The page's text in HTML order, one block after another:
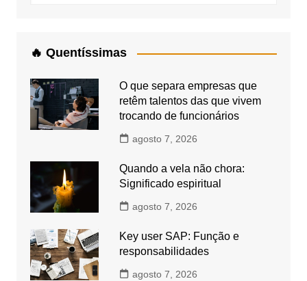
🔥 Quentíssimas
O que separa empresas que
retêm talentos das que vivem
trocando de funcionários
agosto 7, 2026
Quando a vela não chora:
Significado espiritual
agosto 7, 2026
Key user SAP: Função e
responsabilidades
agosto 7, 2026